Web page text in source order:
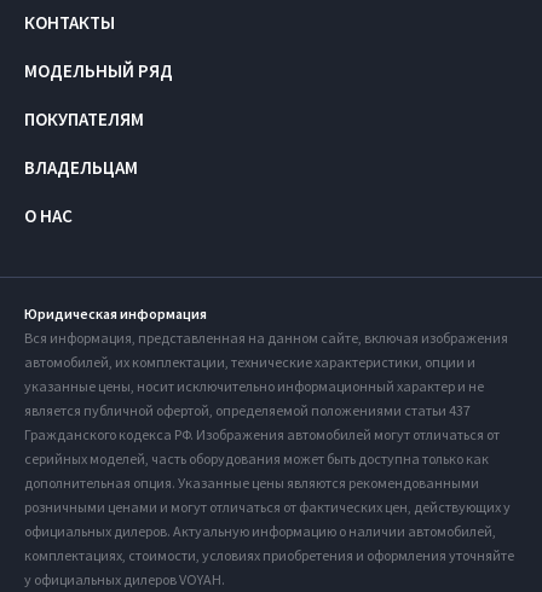
КОНТАКТЫ
МОДЕЛЬНЫЙ РЯД
ПОКУПАТЕЛЯМ
ВЛАДЕЛЬЦАМ
О НАС
Юридическая информация
Вся информация, представленная на данном сайте, включая изображения
автомобилей, их комплектации, технические характеристики, опции и
указанные цены, носит исключительно информационный характер и не
является публичной офертой, определяемой положениями статьи 437
Гражданского кодекса РФ. Изображения автомобилей могут отличаться от
серийных моделей, часть оборудования может быть доступна только как
дополнительная опция. Указанные цены являются рекомендованными
розничными ценами и могут отличаться от фактических цен, действующих у
официальных дилеров. Актуальную информацию о наличии автомобилей,
комплектациях, стоимости, условиях приобретения и оформления уточняйте
у официальных дилеров VOYAH.